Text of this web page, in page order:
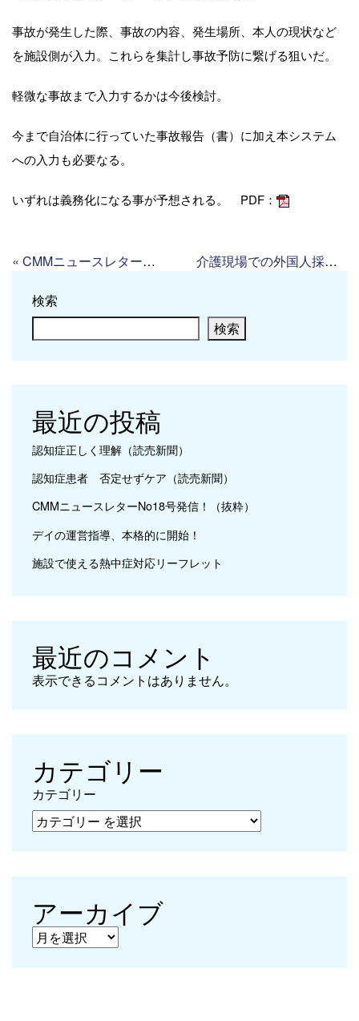
事故が発生した際、事故の内容、発生場所、本人の現状など
を施設側が入力。これらを集計し事故予防に繋げる狙いだ。
軽微な事故まで入力するかは今後検討。
今まで自治体に行っていた事故報告（書）に加え本システム
への入力も必要なる。
いずれは義務化になる事が予想される。 PDF：
« CMMニュースレター新年号掲載 介護現場での外国人採用の現状（読売新聞）
検索
検索
最近の投稿
認知症正しく理解（読売新聞）
認知症患者 否定せずケア（読売新聞）
CMMニュースレターNo18号発信！（抜粋）
デイの運営指導、本格的に開始！
施設で使える熱中症対応リーフレット
最近のコメント
表示できるコメントはありません。
カテゴリー
カテゴリー
アーカイブ
アーカイブ